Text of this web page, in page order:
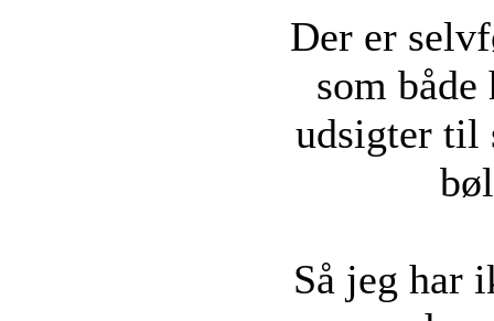
Der er
som
udsigter til
Så jeg har